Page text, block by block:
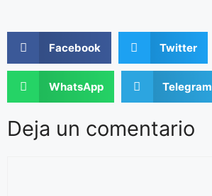
Facebook Twitter
WhatsApp Telegram
Deja un comentario